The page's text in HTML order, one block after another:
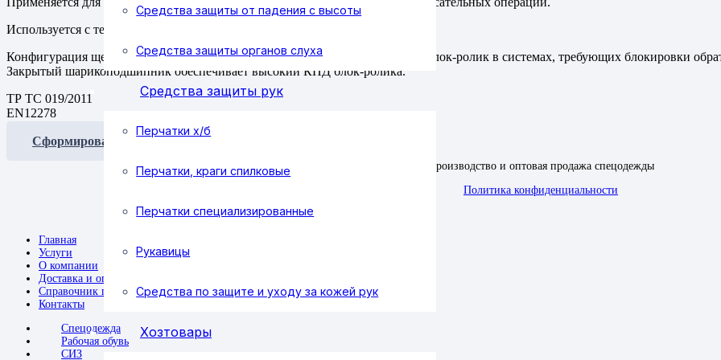
Средства защиты от падения с высоты
Средства защиты органов слуха
Средства защиты рук
Перчатки х/б
Перчатки, краги спилковые
Перчатки специализированные
Рукавицы
Средства по защите и уходу за кожей рук
Хозтовары
Используется с текстильными канатами.
Конфигурация щечек позволяет предотвратить затягивание узла Прусика в блок-ролик в системах, требующих блокировки
Закрытый шарикоподшипник обеспечивает высокий КПД блок-ролика.
ТР ТС 019/2011
EN12278
Сформировать заявку
Производство и оптовая продажа спецодежды
Политика конфиденциальности
Главная
Услуги
О компании
Доставка и оплата
Справочник покупателя
Контакты
Спецодежда
Рабочая обувь
СИЗ